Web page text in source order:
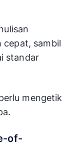
cepat, sambil
standar
mengetik
of-